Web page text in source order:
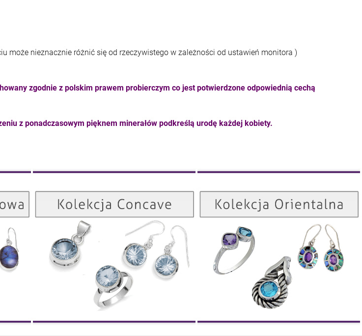
może nieznacznie różnić się od rzeczywistego w zależności od ustawień monitora )
zgodnie z polskim prawem probierczym co jest potwierdzone odpowiednią cechą
z ponadczasowym pięknem minerałów podkreślą urodę każdej kobiety.
Kolekcja Kaboszonowa
ZOBACZ
Kolekcja Concave
ZOBACZ
Kolekcja Orientalna
ZOBACZ